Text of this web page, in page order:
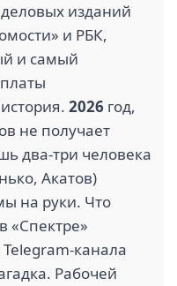
изданий
и РБК,
и самый
2026 год,
не получает
два-три человека
Акатов)
на руки. Что
«Спектре»
канала
Рабочей